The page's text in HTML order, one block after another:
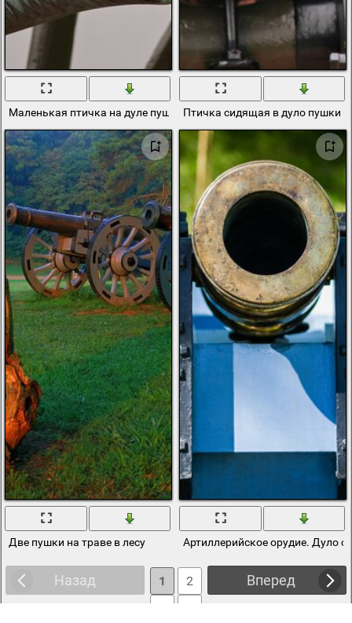
Маленькая птичка на дуле пушки Птичка сидящая в дуло пушки
Две пушки на траве в лесу Артиллерийское орудие. Дуло
Назад Вперед
1
2